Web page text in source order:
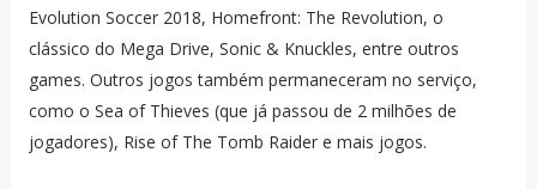
Evolution Soccer 2018, Homefront: The Revolution, o
clássico do Mega Drive, Sonic & Knuckles, entre outros
games. Outros jogos também permaneceram no serviço,
como o Sea of Thieves (que já passou de 2 milhões de
jogadores), Rise of The Tomb Raider e mais jogos.